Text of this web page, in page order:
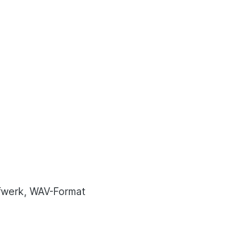
WAV-Format